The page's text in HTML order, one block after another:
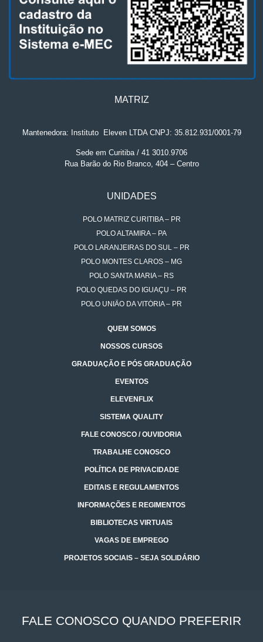
MATRIZ
Mantenedora: Instituto. Eleven LTDA CNPJ: 35.812.931/0001-79
Sede em Curitiba / 41 3010.9706
Rua Barão do Rio Branco, 404 – Centro
UNIDADES
POLO MATRIZ CURITIBA – PR
POLO ALTAMIRA – PA
POLO LARANJEIRAS DO SUL – PR
POLO MONTES CLAROS – MG
POLO SANTA MARIA – RS
POLO QUEDAS DO IGUAÇU – PR
POLO UNIÃO DA VITÓRIA – PR
QUEM SOMOS
NOSSOS CURSOS
GRADUAÇÃO E PÓS GRADUAÇÃO
EVENTOS
ELEVENFLIX
SISTEMA QUALITY
FALE CONOSCO / OUVIDORIA
TRABALHE CONOSCO
POLÍTICA DE PRIVACIDADE
EDITAIS E REGULAMENTOS
INFORMAÇÕES E REGIMENTOS
BIBLIOTECAS VIRTUAIS
VAGAS DE EMPREGO
PROJETOS SOCIAIS – SEJA SOLIDÁRIO
FALE CONOSCO QUANDO PREFERIR